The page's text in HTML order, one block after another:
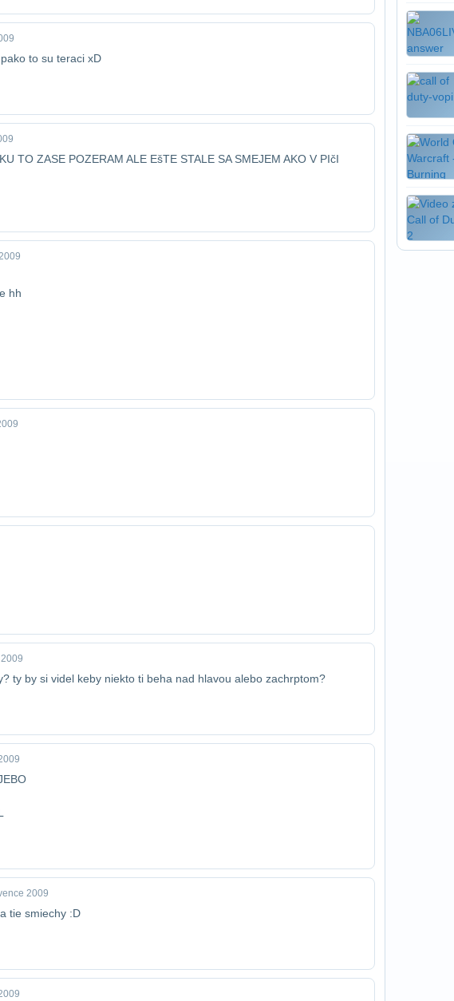
to su teraci xD
TO ZASE POZERAM ALE EšTE STALE SA SMEJEM AKO V PIčI
hh
ty by si videl keby niekto ti beha nad hlavou alebo za​chrptom?
2009
tie smiechy :D